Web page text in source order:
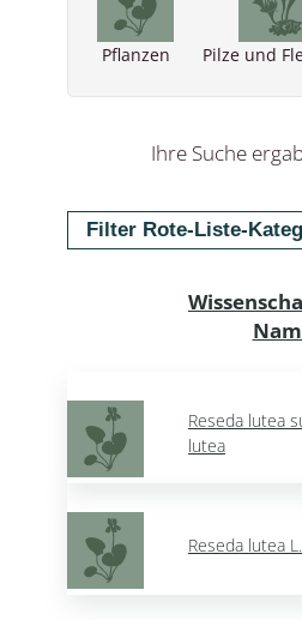
Pflanzen Pilze und
Ihre Suche
Filter Rote-Liste-
Reseda lutea
lutea
Reseda lutea L.